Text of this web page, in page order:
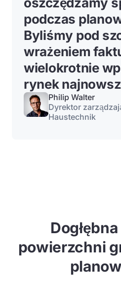
podczas
Byliśmy pod
wrażeniem
wielokrotnie
rynek
Philip Walter
Dyrektor
Haustechnik
powierzchni